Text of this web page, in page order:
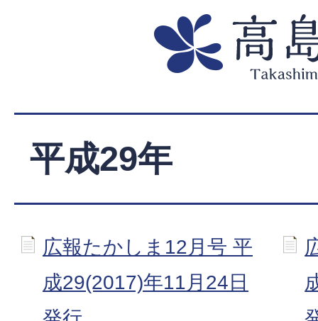
平成29年
広報たかしま12月号 平
成29(2017)年11月24日